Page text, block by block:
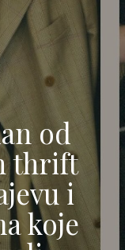
od
thrift
i
koje